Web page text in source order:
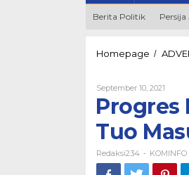
Berita Politik
Homepage /
September 10, 2021
Progres
Tuo
Redaksi234 -